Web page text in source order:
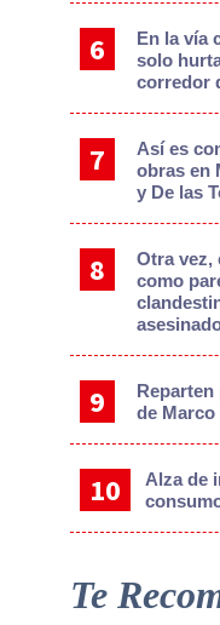
En la vía
solo
corredor
Así es
obras en
y De las
Otra vez,
como
de
Alza de
Te